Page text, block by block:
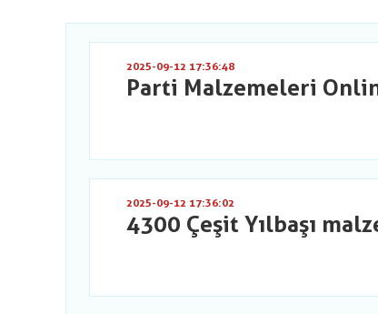
2025-09-12 17:36:48
Parti Malzemeleri
2025-09-12 17:36:02
4300 Çeşit Yılbaşı